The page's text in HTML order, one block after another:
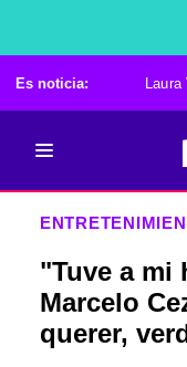
Es noticia: Laura
"Tuve a mi
Marcelo
querer,